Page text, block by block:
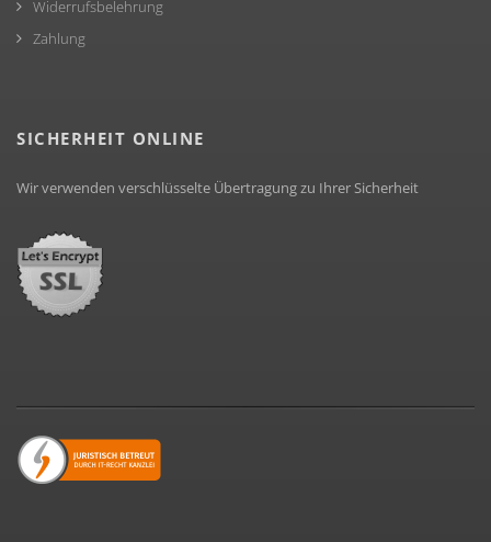
Widerrufsbelehrung
Zahlung
SICHERHEIT ONLINE
Wir verwenden verschlüsselte Übertragung zu Ihrer Sicherheit